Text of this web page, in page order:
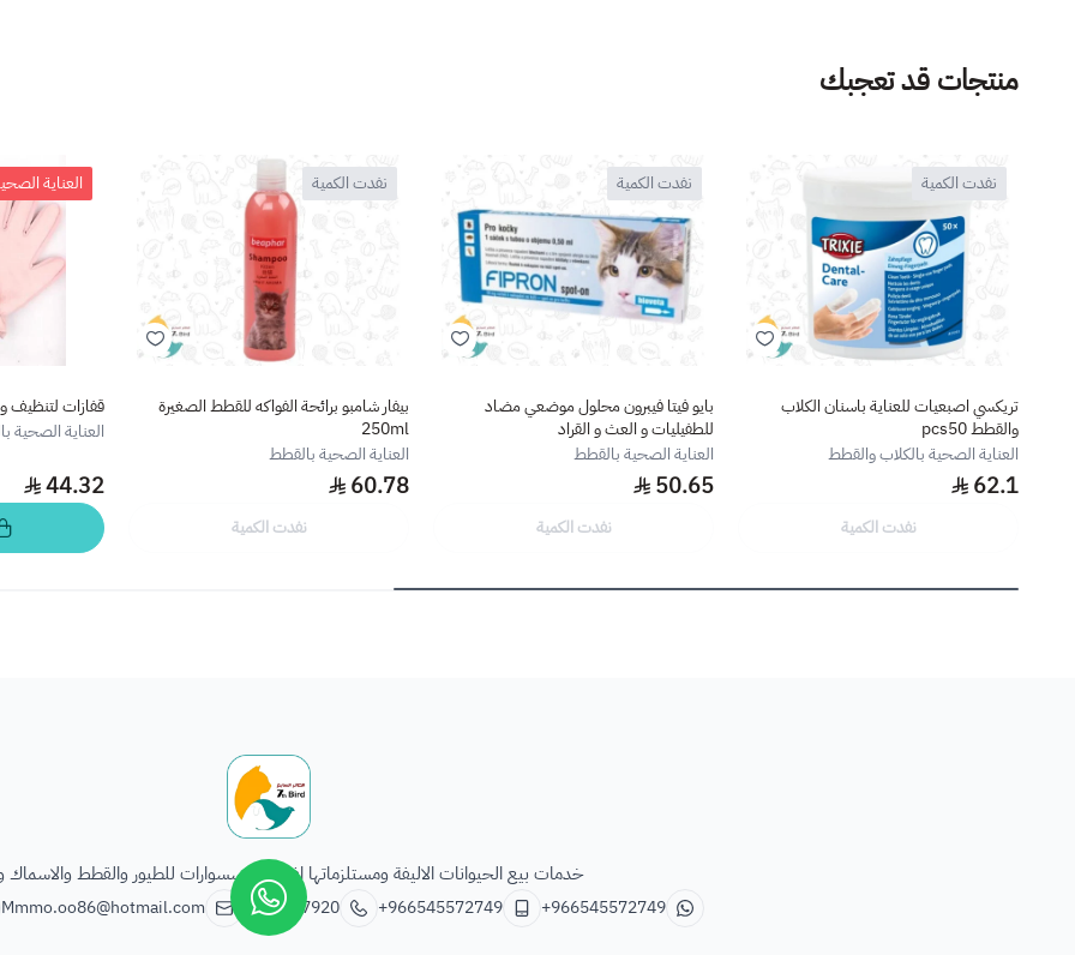
منتجات قد تعجبك
نفدت الكمية
تريكسي اصبعيات للعناية باسنان الكلاب
والقطط pcs50
العناية الصحية بالكلاب والقطط
62.1
نفدت الكمية
نفدت الكمية
بايو فيتا فيبرون محلول موضعي مضاد
للطفيليات و العث و القراد
العناية الصحية بالقطط
50.65
نفدت الكمية
نفدت الكمية
بيفار شامبو برائحة الفواكه للقطط الصغيرة
250ml
العناية الصحية بالقطط
60.78
نفدت الكمية
العناية
قفازات لتنظيف و عناية
العناية الصحية
44.32
الطائر السابع للحيوانات
خدمات بيع الحيوانات الاليفة ومستلزماتها اغذية واكسسوارات للطيور والقطط والاسماك
+966545572749
+966545572749
0112337920
Mmmo.oo86@hotmail.com